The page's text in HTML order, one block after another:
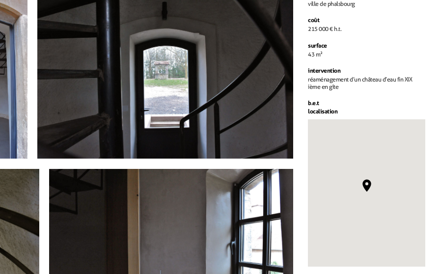
ville de phalsbourg
coût
215 000 € h.t.
surface
43 m²
intervention
réaménagement d’un château d’eau fin XIX
ième en gîte
b.e.t
localisation